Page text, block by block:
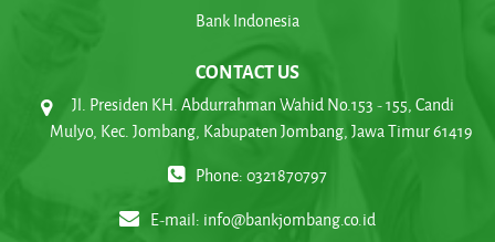
Bank Indonesia
CONTACT US
Jl. Presiden KH. Abdurrahman Wahid No.153 - 155, Candi
Mulyo, Kec. Jombang, Kabupaten Jombang, Jawa Timur 61419
Phone: 0321870797
E-mail: info@bankjombang.co.id